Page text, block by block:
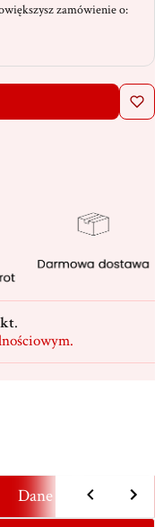
zamówienie o:
.
Dane techniczne